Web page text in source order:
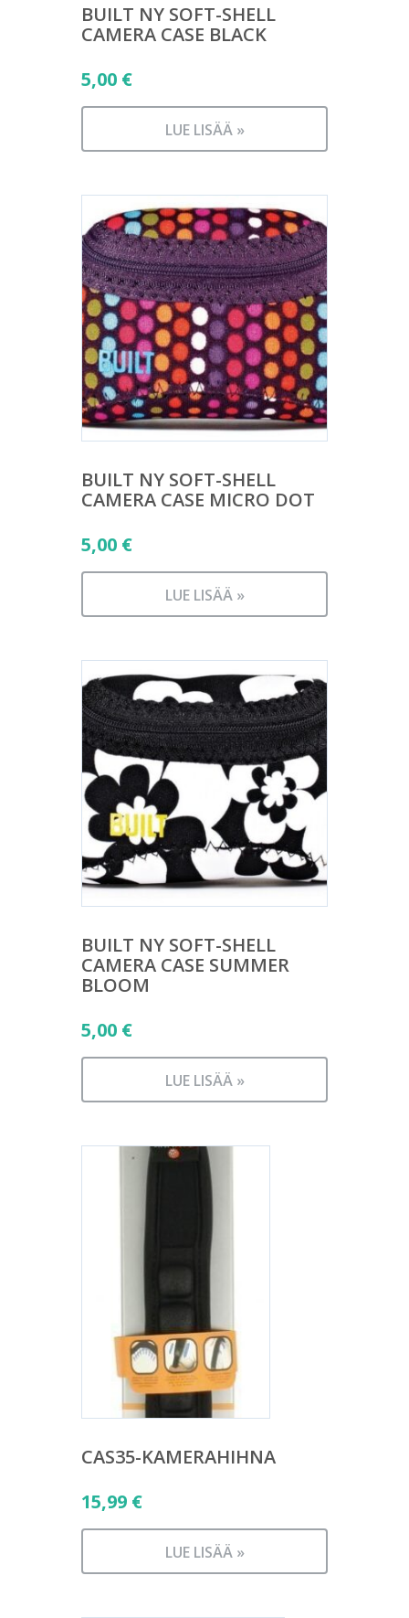
BUILT NY SOFT-SHELL
CAMERA CASE BLACK
5,00 €
LUE LISÄÄ »
BUILT NY SOFT-SHELL
CAMERA CASE MICRO DOT
5,00 €
LUE LISÄÄ »
BUILT NY SOFT-SHELL
CAMERA CASE SUMMER
BLOOM
5,00 €
LUE LISÄÄ »
CAS35-KAMERAHIHNA
15,99 €
LUE LISÄÄ »